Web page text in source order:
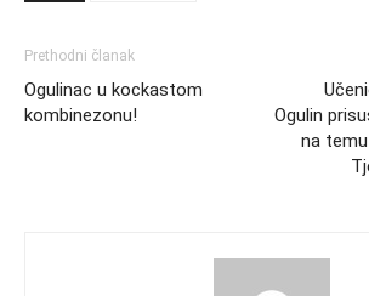
Prethodni članak
Ogulinac u kockastom
kombinezonu!
Ogulin
na